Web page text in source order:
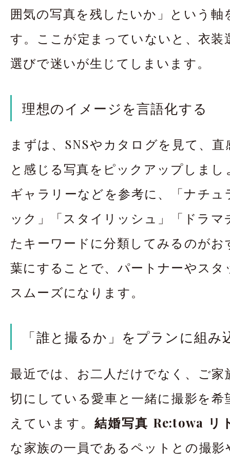
囲気の写真を残したいか」という軸
す。ここが定まっていないと、衣装
選びで迷いが生じてしまいます。
理想のイメージを言語化する
まずは、SNSやカタログを見て、
と感じる写真をピックアップしまし
ギャラリーなどを参考に、「ナチュ
ック」「スタイリッシュ」「ドラ
たキーワードに分類してみるのがお
葉にすることで、パートナーやスタ
スムーズになります。
「誰と撮るか」をプランに組み
最近では、お二人だけでなく、ご家
切にしている愛車と一緒に撮影を希
えています。 結婚写真 Re:towa リ
な家族の一員であるペットとの撮影